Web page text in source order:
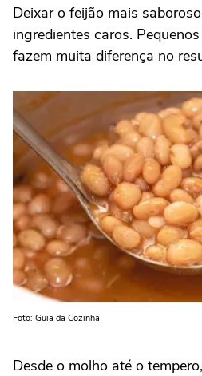
Deixar o feijão mais
ingredientes caros.
fazem muita diferença no
Foto: Guia da Cozinha
Desde o molho até o